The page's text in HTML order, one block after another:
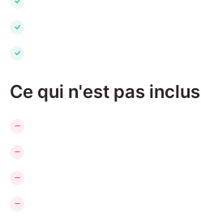
Ce qui n'est pas inclus